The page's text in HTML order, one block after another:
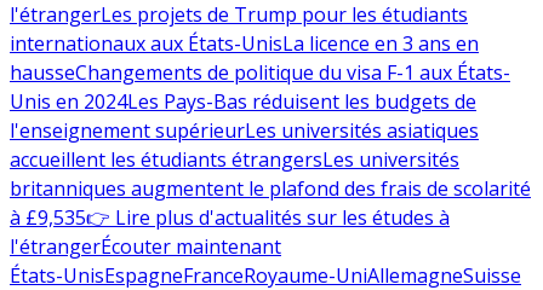
l'étrangerLes projets de Trump pour les étudiants
internationaux aux États-UnisLa licence en 3 ans en
hausseChangements de politique du visa F-1 aux États-
Unis en 2024Les Pays-Bas réduisent les budgets de
l'enseignement supérieurLes universités asiatiques
accueillent les étudiants étrangersLes universités
britanniques augmentent le plafond des frais de scolarité
à £9,535👉 Lire plus d'actualités sur les études à
l'étrangerÉcouter maintenant
États-UnisEspagneFranceRoyaume-UniAllemagneSuisse